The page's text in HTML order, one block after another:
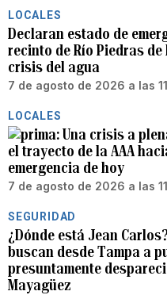
LOCALES
Declaran estado de
recinto de Río Piedras de
crisis del agua
7 de agosto de 2026 a las
LOCALES
Una crisis a
el trayecto de la AAA
emergencia de hoy
7 de agosto de 2026 a las
SEGURIDAD
¿Dónde está Jean
buscan desde Tampa a
presuntamente
Mayagüez